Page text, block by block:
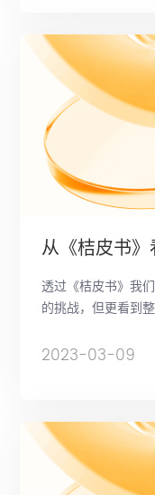
透过《桔皮书》我
的挑战，但更看到
2023-03-09